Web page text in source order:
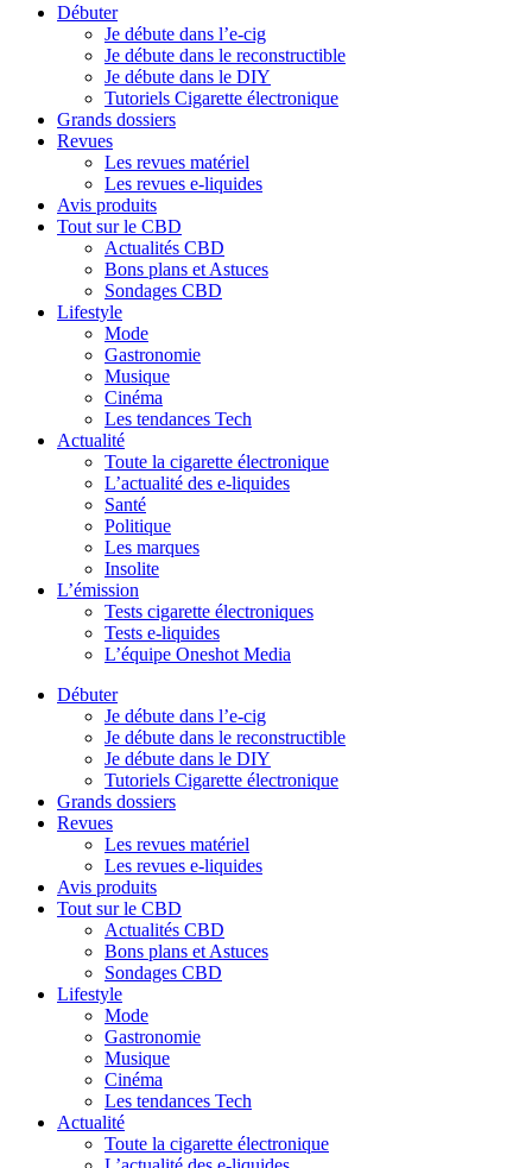
Débuter
Je débute dans l’e-cig
Je débute dans le reconstructible
Je débute dans le DIY
Tutoriels Cigarette électronique
Grands dossiers
Revues
Les revues matériel
Les revues e-liquides
Avis produits
Tout sur le CBD
Actualités CBD
Bons plans et Astuces
Sondages CBD
Lifestyle
Mode
Gastronomie
Musique
Cinéma
Les tendances Tech
Actualité
Toute la cigarette électronique
L’actualité des e-liquides
Santé
Politique
Les marques
Insolite
L’émission
Tests cigarette électroniques
Tests e-liquides
L’équipe Oneshot Media
Débuter
Je débute dans l’e-cig
Je débute dans le reconstructible
Je débute dans le DIY
Tutoriels Cigarette électronique
Grands dossiers
Revues
Les revues matériel
Les revues e-liquides
Avis produits
Tout sur le CBD
Actualités CBD
Bons plans et Astuces
Sondages CBD
Lifestyle
Mode
Gastronomie
Musique
Cinéma
Les tendances Tech
Actualité
Toute la cigarette électronique